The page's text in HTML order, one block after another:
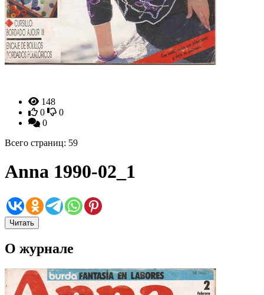
148
0
0
0
Всего страниц: 59
Anna 1990-02_1
Читать
О журнале